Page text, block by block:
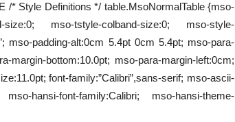
* Style Definitions */ table.MsoNormalTable {mso-
size:0; mso-tstyle-colband-size:0; mso-style-
mso-padding-alt:0cm 5.4pt 0cm 5.4pt; mso-para-
margin-bottom:10.0pt; mso-para-margin-left:0cm;
font-family:”Calibri”,sans-serif; mso-ascii-
hansi-font-family:Calibri; mso-hansi-theme-